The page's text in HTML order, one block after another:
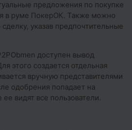
предложения по покупке
в руме ПокерОК. Также можно
указав предпочтительные
доступен вывод
этого создается отдельная
вручную представителями
одобрения попадает на
ее видят все пользователи.